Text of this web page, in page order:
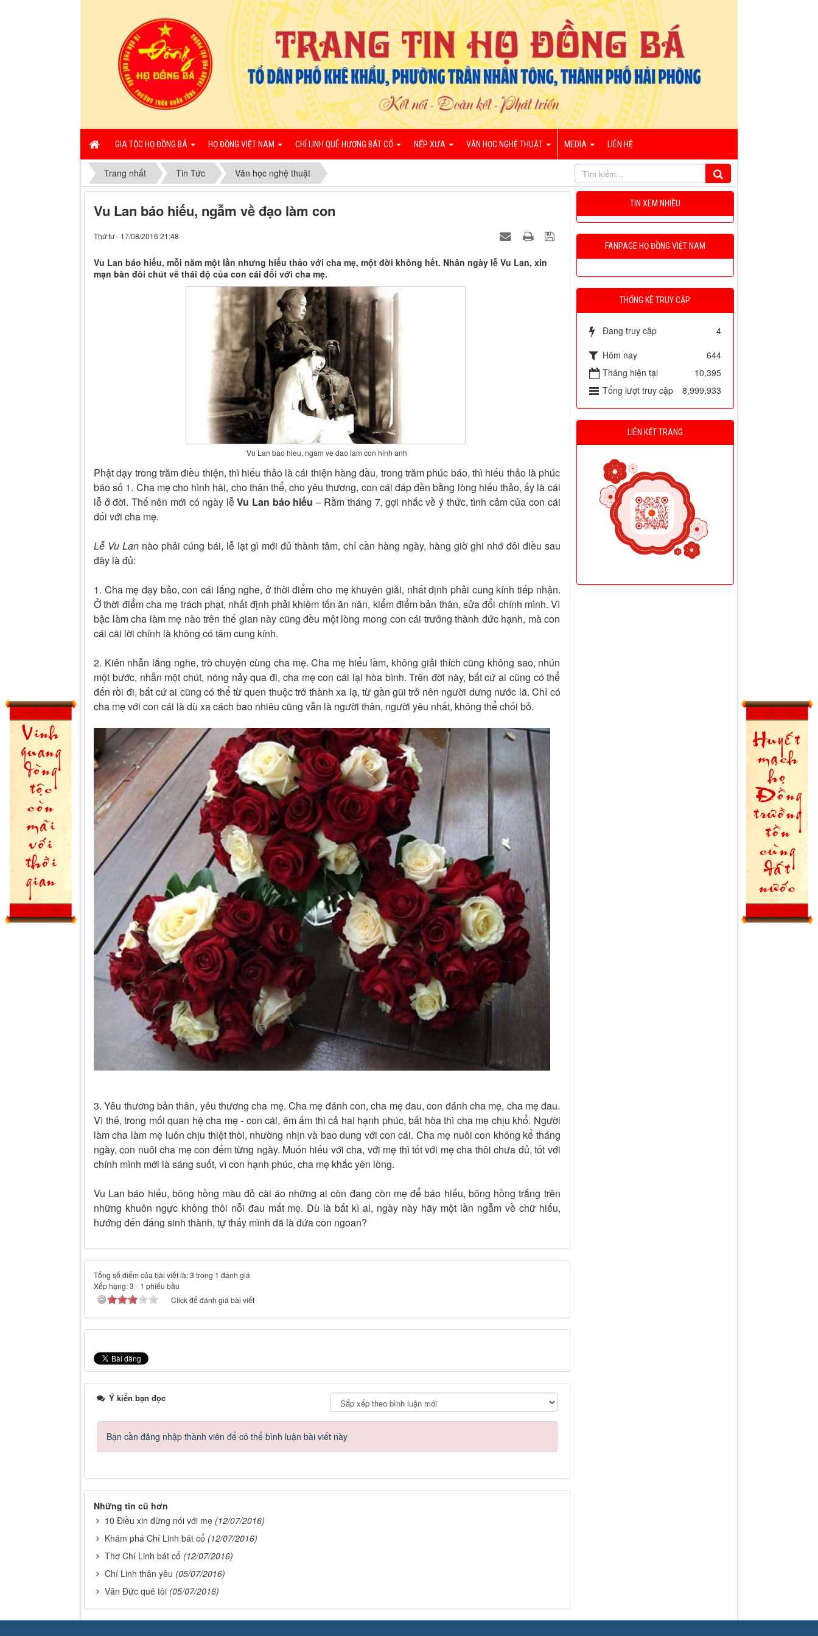
GIA TỘC HỌ ĐỒNG BÁ HỌ ĐỒNG VIỆT NAM CHÍ LINH QUÊ HƯƠNG BÁT CỔ NẾP XƯA VĂN HỌC NGHỆ THUẬT MEDIA LIÊN HỆ
Trang nhất Tin Tức Văn học nghệ thuật
Vu Lan báo hiếu, ngẫm về đạo làm con
Thứ tư - 17/08/2016 21:48
Vu Lan báo hiếu, mỗi năm một lần nhưng hiếu thảo với cha mẹ, một đời không hết. Nhân ngày lễ Vu Lan, xin
mạn bàn đôi chút về thái độ của con cái đối với cha mẹ.
Vu Lan bao hieu, ngam ve dao lam con hinh anh
Phật dạy trong trăm điều thiện, thì hiếu thảo là cái thiện hàng đầu, trong trăm phúc báo, thì hiếu thảo là phúc
báo số 1. Cha mẹ cho hình hài, cho thân thể, cho yêu thương, con cái đáp đền bằng lòng hiếu thảo, ấy là cái
lễ ở đời. Thế nên mới có ngày lễVu Lan báo hiếu – Rằm tháng 7, gợi nhắc về ý thức, tình cảm của con cái
đối với cha mẹ.
Lễ Vu Lan nào phải cúng bái, lễ lạt gì mới đủ thành tâm, chỉ cần hàng ngày, hàng giờ ghi nhớ đôi điều sau
đây là đủ:
1. Cha mẹ dạy bảo, con cái lắng nghe, ở thời điểm cho mẹ khuyên giải, nhất định phải cung kính tiếp nhận.
Ở thời điểm cha mẹ trách phạt, nhất định phải khiêm tốn ăn năn, kiểm điểm bản thân, sửa đổi chính mình. Vì
bậc làm cha làm mẹ nào trên thế gian này cũng đều một lòng mong con cái trưởng thành đức hạnh, mà con
cái cãi lời chính là không có tâm cung kính.
2. Kiên nhẫn lắng nghe, trò chuyện cùng cha mẹ. Cha mẹ hiểu lầm, không giải thích cũng không sao, nhún
một bước, nhẫn một chút, nóng nảy qua đi, cha mẹ con cái lại hòa bình. Trên đời này, bất cứ ai cũng có thể
đến rồi đi, bất cứ ai cũng có thể từ quen thuộc trở thành xa lạ, từ gần gũi trở nên người dưng nước lã. Chỉ có
cha mẹ với con cái là dù xa cách bao nhiêu cũng vẫn là người thân, người yêu nhất, không thể chối bỏ.
3. Yêu thương bản thân, yêu thương cha mẹ. Cha mẹ đánh con, cha mẹ đau, con đánh cha mẹ, cha mẹ đau.
Vì thế, trong mối quan hệ cha mẹ - con cái, êm ấm thì cả hai hạnh phúc, bất hòa thì cha mẹ chịu khổ. Người
làm cha làm mẹ luôn chịu thiệt thòi, nhường nhịn và bao dung với con cái. Cha mẹ nuôi con không kể tháng
ngày, con nuôi cha mẹ con đếm từng ngày. Muốn hiếu với cha, với mẹ thì tốt với mẹ cha thôi chưa đủ, tốt với
chính mình mới là sáng suốt, vì con hạnh phúc, cha mẹ khắc yên lòng.
Vu Lan báo hiếu, bông hồng màu đỏ cài áo những ai còn đang còn mẹ để báo hiếu, bông hồng trắng trên
những khuôn ngực không thôi nỗi đau mất mẹ. Dù là bất kì ai, ngày này hãy một lần ngẫm về chữ hiếu,
hướng đến đấng sinh thành, tự thấy mình đã là đứa con ngoan?
Tổng số điểm của bài viết là: 3 trong 1 đánh giá
Xếp hạng:3 - 1 phiếu bầu
Click để đánh giá bài viết
Ý kiến bạn đọc
Bạn cần đăng nhập thành viên để có thể bình luận bài viết này
Những tin cũ hơn
10 Điều xin đừng nói với mẹ (12/07/2016)
Khám phá Chí Linh bát cổ (12/07/2016)
Thơ Chí Linh bát cổ (12/07/2016)
Chí Linh thân yêu (05/07/2016)
Văn Đức quê tôi (05/07/2016)
TIN XEM NHIỀU
FANPAGE HỌ ĐỒNG VIỆT NAM
THỐNG KÊ TRUY CẬP
Đang truy cập
4
Hôm nay
644
Tháng hiện tại
10,395
Tổng lượt truy cập
8,999,933
LIÊN KẾT TRANG